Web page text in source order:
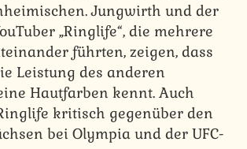
Jungwirth und der
„Ringlife“, die mehrere
führten, zeigen, dass
Leistung des anderen
Hautfarben kennt. Auch
kritisch gegenüber den
bei Olympia und der UFC-